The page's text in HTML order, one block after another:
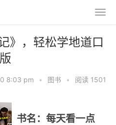
》，轻松学地道口
8:03 pm • 图书 • 阅读 1501
书名：每天看一点